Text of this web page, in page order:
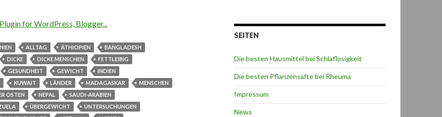
ALLTAG ÄTHIOPIEN
BANGLADESH
DICKE DICKE MENSCHEN
FETTLEIBIG
GESUNDHEIT GEWICHT
INDIEN
KUWAIT LÄNDER MADAGASKAR
MENSCHEN
OSTEN NEPAL
SAUDI-ARABIEN
ÜBERGEWICHT
UNTERSUCHUNGEN
SEITEN
Die besten Hausmittel bei Schlaflosigkeit
Die besten Pflanzensäfte bei Rheuma
Impressum
News